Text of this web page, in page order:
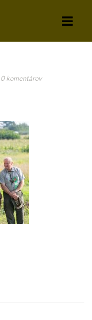
0 komentárov